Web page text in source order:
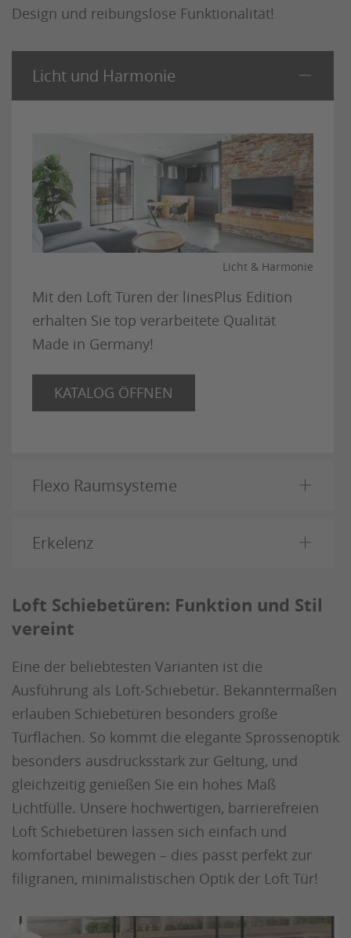
Design und reibungslose Funktionalität!
Licht und Harmonie
Licht & Harmonie
Mit den Loft Türen der linesPlus Edition
erhalten Sie top verarbeitete Qualität
Made in Germany!
KATALOG ÖFFNEN
Flexo Raumsysteme
Erkelenz
Loft Schiebetüren: Funktion und Stil
vereint
Eine der beliebtesten Varianten ist die
Ausführung als Loft-Schiebetür. Bekanntermaßen
erlauben Schiebetüren besonders große
Türflächen. So kommt die elegante Sprossenoptik
besonders ausdrucksstark zur Geltung, und
gleichzeitig genießen Sie ein hohes Maß
Lichtfülle. Unsere hochwertigen, barrierefreien
Loft Schiebetüren lassen sich einfach und
komfortabel bewegen – dies passt perfekt zur
filigranen, minimalistischen Optik der Loft Tür!